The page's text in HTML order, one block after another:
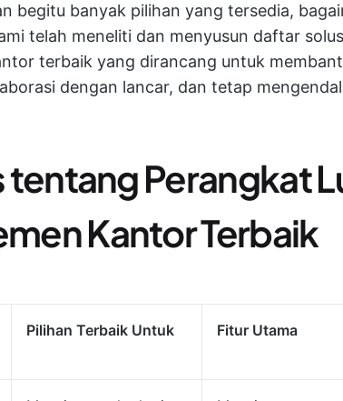
begitu banyak pilihan yang tersedia,
telah meneliti dan menyusun daftar
terbaik yang dirancang untuk
dengan lancar, dan tetap
tentang Perangkat
Kantor Terbaik
Pilihan Terbaik Untuk Fitur Utama